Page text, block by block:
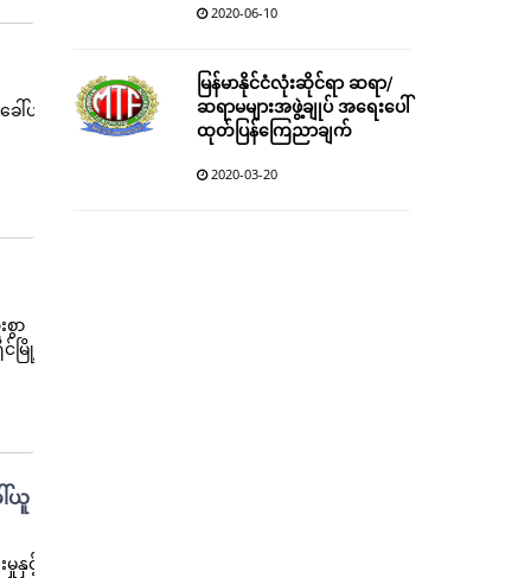
ါ်ယူ
ာ
မြို့
ယူ
နှင့်
2020-06-10
မြန်မာနိုင်ငံလုံးဆိုင်ရာ ဆရာ/
ဆရာမများအဖွဲ့ချုပ် အရေးပေါ်
ထုတ်ပြန်ကြေညာချက်
2020-03-20